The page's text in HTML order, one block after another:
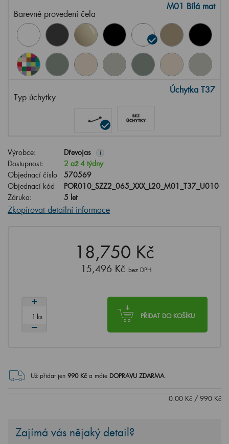
Barevné provedení čela
M01 Bílá mat
Typ úchytky
Úchytka T37
Výrobce: Dřevojas i
Dostupnost:
2 až 4 týdny
Objednací číslo
570569
Objednací kód
POR010_SZZ2_065_XXX_L20_M01_T37_U010
Záruka:
5 let
Zkopírovat detailní informace
18,750 Kč
15,496 Kč bez DPH
PŘIDAT DO KOŠÍKU
ks
Už přidat jen 990Kč a máte DOPRAVU ZDARMA.
0.00 Kč / 990 Kč
Zajímá vás nějaký detail?